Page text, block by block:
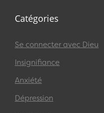
Catégories
Se connecter avec Dieu
Insignifiance
Anxiété
Dépression